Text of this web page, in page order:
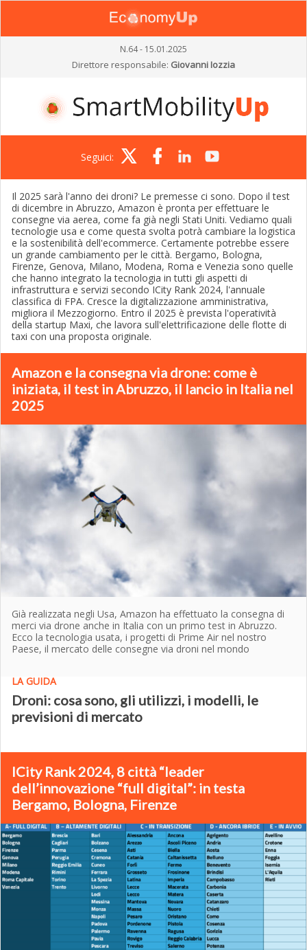
N.64 - 15.01.2025
Direttore responsabile: Giovanni Iozzia
Seguici:
Il 2025 sarà l'anno dei droni? Le premesse ci sono. Dopo il test
di dicembre in Abruzzo, Amazon è pronta per effettuare le
consegne via aerea, come fa già negli Stati Uniti. Vediamo quali
tecnologie usa e come questa svolta potrà cambiare la logistica
e la sostenibilità dell'ecommerce. Certamente potrebbe essere
un grande cambiamento per le città. Bergamo, Bologna,
Firenze, Genova, Milano, Modena, Roma e Venezia sono quelle
che hanno integrato la tecnologia in tutti gli aspetti di
infrastruttura e servizi secondo ICity Rank 2024, l'annuale
classifica di FPA. Cresce la digitalizzazione amministrativa,
migliora il Mezzogiorno. Entro il 2025 è prevista l'operatività
della startup Maxi, che lavora sull'elettrificazione delle flotte di
taxi con una proposta originale.
Amazon e la consegna via drone: come è
iniziata, il test in Abruzzo, il lancio in Italia nel
2025
Già realizzata negli Usa, Amazon ha effettuato la consegna di
merci via drone anche in Italia con un primo test in Abruzzo.
Ecco la tecnologia usata, i progetti di Prime Air nel nostro
Paese, il mercato delle consegne via droni nel mondo
LA GUIDA
Droni: cosa sono, gli utilizzi, i modelli, le
previsioni di mercato
ICity Rank 2024, 8 città “leader
dell’innovazione “full digital”: in testa
Bergamo, Bologna, Firenze